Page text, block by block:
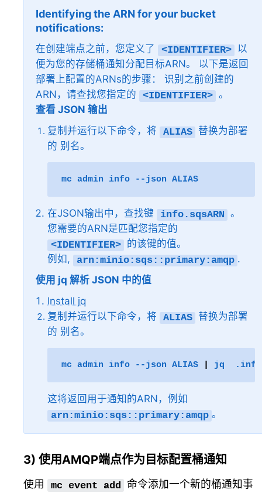
Identifying the ARN for your bucket
notifications
在创建端点之前，您定义了 <IDENTIFIER>
以
便为您的存储桶通知分配目标ARN。 以下是返回
部署上配置的ARNs的步骤： 识别之前创建的
ARN，请查找您指定的
<IDENTIFIER> 。
查看 JSON 输出
复制并运行以下命令，将
ALIAS
替换为部署
的 别名。
mc admin info --json
在JSON输出中，查找键 info.sqsARN 。
您需要的ARN是匹配您指定的
<IDENTIFIER>
的该键的值。
例如,
arn:minio:sqs::primary:amqp .
使用 jq 解析 JSON 中的值
Install jq
复制并运行以下命令，将
ALIAS
替换为部署
的 别名。
mc admin info --json ALIAS jq
这将返回用于通知的ARN，例如
arn:minio:sqs::primary:amqp 。
3) 使用AMQP端点作为目标配置桶通知
使用 mc event add 命令添加一个新的桶通知事